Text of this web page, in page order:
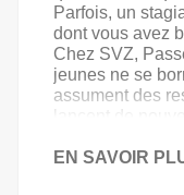
Parfois, un
dont vous avez
Chez SVZ,
jeunes ne se
assument des
lancent de
EN SAVOIR